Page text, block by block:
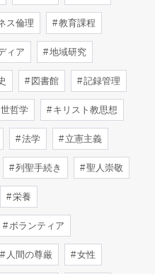
ス倫理 教育課程
ィア 地域研究
図書館 記録管理
哲学 キリスト教思想
法学 立憲主義
列聖手続き 聖人崇敬
栄養
ボランティア
人間の尊厳 女性